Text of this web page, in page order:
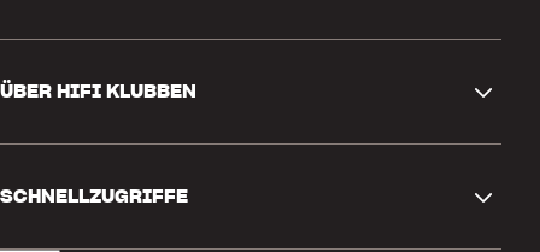
Rückgabe und Reklamation
Bestellung widerrufen
ÜBER HIFI KLUBBEN
SCHNELLZUGRIFFE